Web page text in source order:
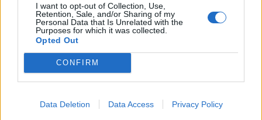
I want to opt-out of Collection, Use,
Retention, Sale, and/or Sharing of my
Personal Data that Is Unrelated with the
Purposes for which it was collected.
Opted Out
CONFIRM
Data Deletion Data Access Privacy Policy
regisztrációhoz kötött.
Az előfizetés a következőket tartalmazza:
Portfolio.hu teljes cikkarchívum
Kötéslisták: BÉT elmúlt 2 év napon belüli
kötéslistái
Előfizetés